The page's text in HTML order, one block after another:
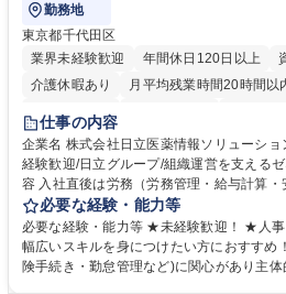
勤務地
東京都千代田区
業界未経験歓迎
年間休日120日以上
介護休暇あり
月平均残業時間20時間以
住宅手当あり
育休あり
完全週休2日制 交通費支給
仕事の内容
企業名 株式会社日立医薬情報ソリューションズ 求人名 【総務・人
経験歓迎/日立グループ/組織運営を支えるゼネラ
容 入社直後は労務（労務管理・給与計算
任せいたします。将来は総務・採用・教育
営を支えるゼネラリストをめざせます。 ・初期業務：労働時間管理、給与
計算、社会保険対応、福利厚生管理、安全
します。ご経験に応じて、休職者管理など
必要な経験・能力等
必要な経験・能力等 ★未経験歓迎！ ★人事
幅広いスキルを身につけたい方におすすめ！ ■労務管理(給与計算・社
険手続き・勤怠管理など)に関心があり主